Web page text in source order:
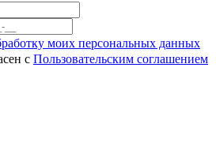
моих персональных данных
с Пользовательским соглашением